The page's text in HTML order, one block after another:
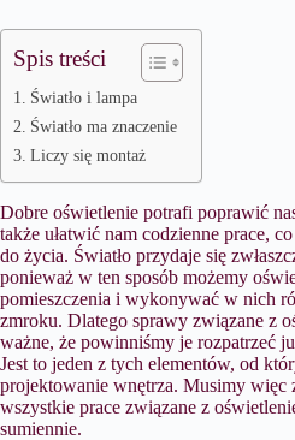
Spis treści
Światło i lampa
Światło ma znaczenie
Liczy się montaż
Dobre oświetlenie potrafi poprawić
także ułatwić nam codzienne prace,
do życia. Światło przydaje się
ponieważ w ten sposób możemy
pomieszczenia i wykonywać w nich
zmroku. Dlatego sprawy związane z
ważne, że powinniśmy je rozpatrzeć
Jest to jeden z tych elementów, od
projektowanie wnętrza. Musimy więc
wszystkie prace związane z
sumiennie.